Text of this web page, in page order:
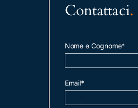
Contattaci.
Nome e Cognome*
Email*